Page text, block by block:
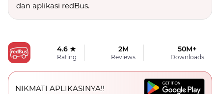
dan aplikasi redBus.
4.6 ★
Rating
2M
Reviews
50M+
Downloads
NIKMATI APLIKASINYA!!